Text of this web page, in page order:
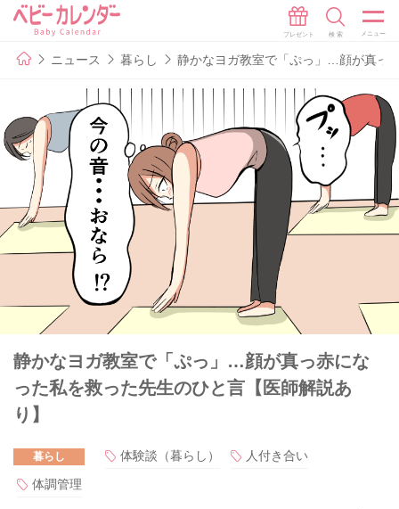
ニュース 暮らし 静かなヨガ教室で「ぷっ」…顔が真っ
静かなヨガ教室で「ぷっ」…顔が真っ赤にな
った私を救った先生のひと言【医師解説あ
り】
暮らし 体験談（暮らし）
人付き合い
体調管理